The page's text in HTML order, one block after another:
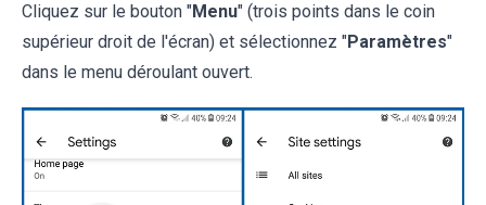
Cliquez sur le bouton "Menu" (trois points dans le coin
supérieur droit de l'écran) et sélectionnez "Paramètres"
dans le menu déroulant ouvert.